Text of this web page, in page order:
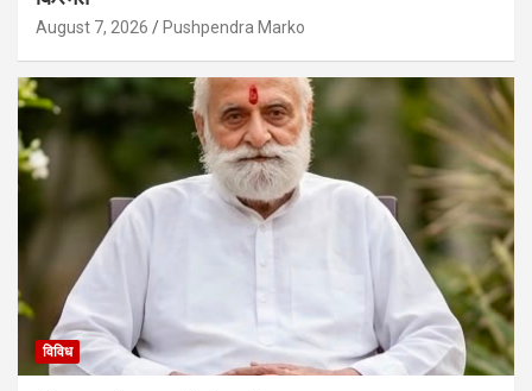
August 7, 2026 Pushpendra Marko
विविध